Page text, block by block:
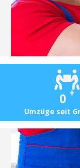
0 +
Umzüge seit